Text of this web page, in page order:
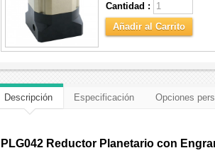
Cantidad :
Añadir al Carrito
Descripción Especificación Opciones
PLG042 Reductor Planetario con